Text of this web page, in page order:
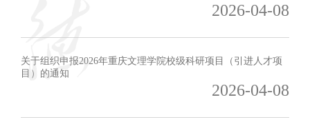
2026-04-08
关于组织申报2026年重庆文理学院校级科研项目（引进人才项
目）的通知
2026-04-08